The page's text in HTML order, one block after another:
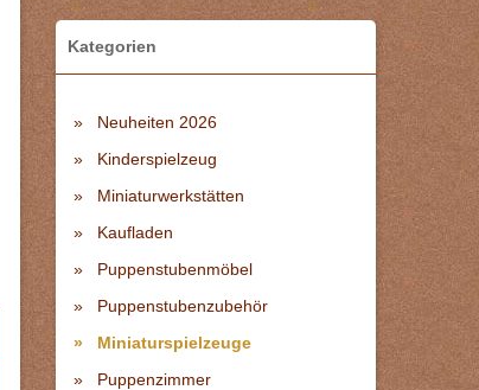
Kategorien
Neuheiten 2026
Kinderspielzeug
Miniaturwerkstätten
Kaufladen
Puppenstubenmöbel
Puppenstubenzubehör
Miniaturspielzeuge
Puppenzimmer